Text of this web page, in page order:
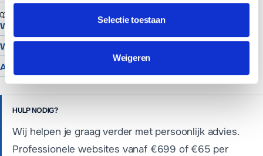
Selectie toestaan
Weigeren
Website voor schilders
Website voor hoveniers
Alle branches
HULP NODIG?
Wij helpen je graag verder met persoonlijk advies.
Professionele websites vanaf €699 of €65 per